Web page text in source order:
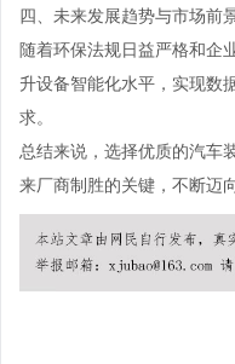
四、未来发展趋势与市场前
随着环保法规日益严格和企
升设备智能化水平，实现数
求。
总结来说，选择优质的汽车
来厂商制胜的关键，不断迈